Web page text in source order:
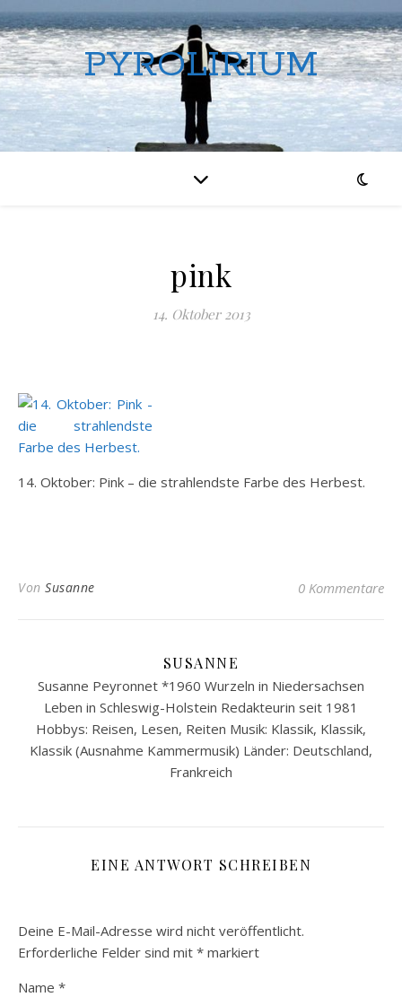
PYROLIRIUM
pink
14. Oktober 2013
14. Oktober: Pink – die strahlendste Farbe des Herbest.
Von Susanne 0 Kommentare
SUSANNE
Susanne Peyronnet *1960 Wurzeln in Niedersachsen
Leben in Schleswig-Holstein Redakteurin seit 1981
Hobbys: Reisen, Lesen, Reiten Musik: Klassik, Klassik,
Klassik (Ausnahme Kammermusik) Länder: Deutschland,
Frankreich
EINE ANTWORT SCHREIBEN
Deine E-Mail-Adresse wird nicht veröffentlicht.
Erforderliche Felder sind mit * markiert
Name *